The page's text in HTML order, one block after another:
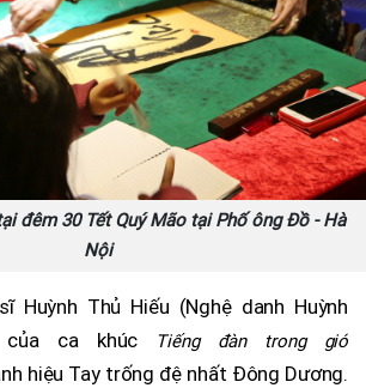
đêm 30 Tết Quý Mão tại Phố ông Đồ - Hà
Nội
Huỳnh Thủ Hiếu (Nghệ danh Huỳnh
của ca khúc
Tiếng đàn trong gió
hiệu Tay trống đệ nhất Đông Dương.